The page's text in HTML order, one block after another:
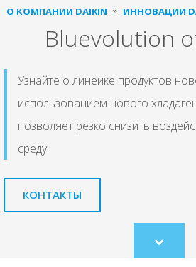
О КОМПАНИИ DAIKIN ИННОВАЦИИ
Bluevolution
Узнайте о линейке продуктов
использованием нового
позволяет резко снизить
среду.
КОНТАКТЫ
Scroll
to